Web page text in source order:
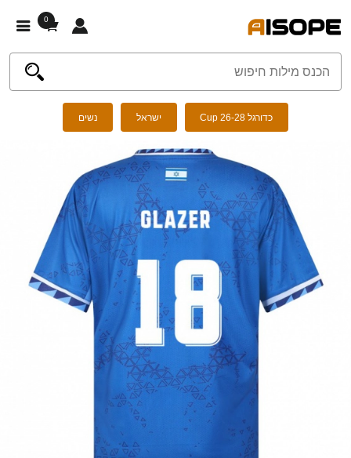
0
כדורגל Cup 26-28 ישראל נשים